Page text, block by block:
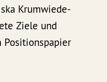
Krumwiede-
Ziele und
Positionspapier